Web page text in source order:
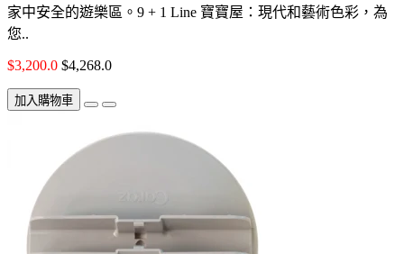
家中安全的遊樂區。9 + 1 Line 寶寶屋：現代和藝術色彩，為
您..
$3,200.0 $4,268.0
加入購物車